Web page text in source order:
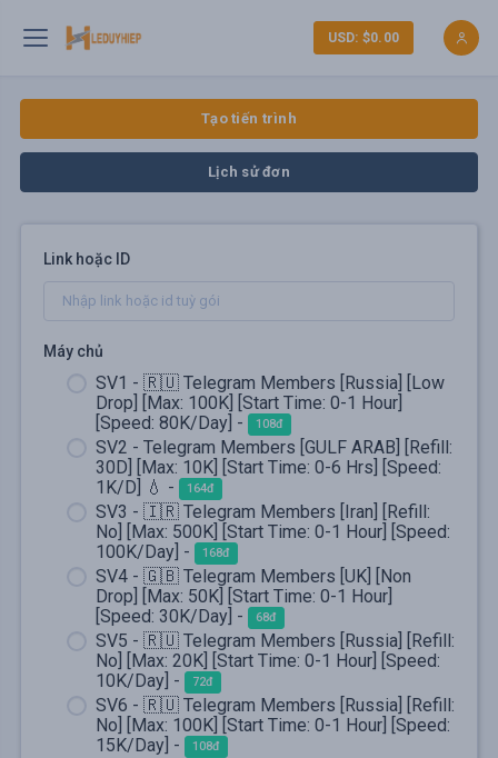
USD: $0.00
Tạo tiến trình
Lịch sử đơn
Link hoặc ID
Máy chủ
SV1 - 🇷🇺 Telegram Members [Russia] [Low
Drop] [Max: 100K] [Start Time: 0-1 Hour]
[Speed: 80K/Day] -
108đ
SV2 - Telegram Members [GULF ARAB] [Refill:
30D] [Max: 10K] [Start Time: 0-6 Hrs] [Speed:
1K/D] 💧 -
164đ
SV3 - 🇮🇷 Telegram Members [Iran] [Refill:
No] [Max: 500K] [Start Time: 0-1 Hour] [Speed:
100K/Day] -
168đ
SV4 - 🇬🇧 Telegram Members [UK] [Non
Drop] [Max: 50K] [Start Time: 0-1 Hour]
[Speed: 30K/Day] -
68đ
SV5 - 🇷🇺 Telegram Members [Russia] [Refill:
No] [Max: 20K] [Start Time: 0-1 Hour] [Speed:
10K/Day] -
72đ
SV6 - 🇷🇺 Telegram Members [Russia] [Refill:
No] [Max: 100K] [Start Time: 0-1 Hour] [Speed:
15K/Day] -
108đ